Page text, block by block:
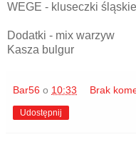
WEGE - kluseczki
Dodatki - mix warzyw
Kasza bulgur
Bar56 o 10:33 Brak
Udostępnij